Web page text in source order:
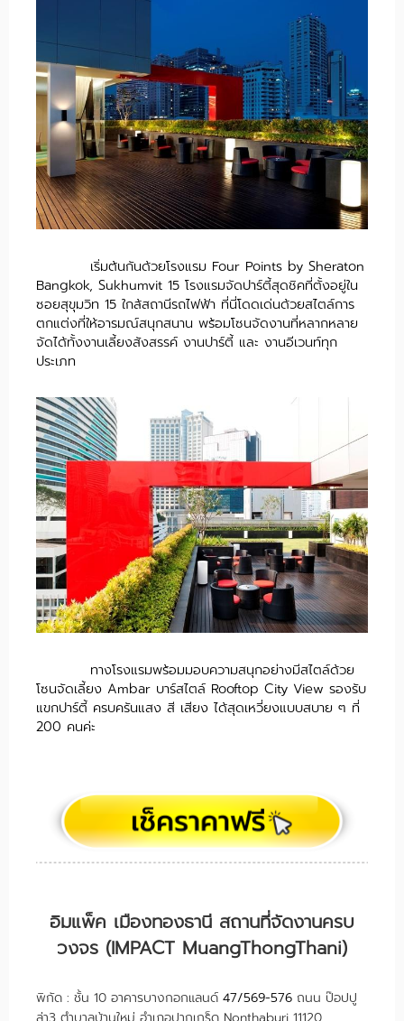
เริ่มต้นกันด้วยโรงแรม Four Points by Sheraton
Bangkok, Sukhumvit 15 โรงแรมจัดปาร์ตี้สุดชิคที่ตั้งอยู่ใน
ซอยสุขุมวิท 15 ใกล้สถานีรถไฟฟ้า ที่นี่โดดเด่นด้วยสไตล์การ
ตกแต่งที่ให้อารมณ์สนุกสนาน พร้อมโซนจัดงานที่หลากหลาย
จัดได้ทั้งงานเลี้ยงสังสรรค์ งานปาร์ตี้ และ งานอีเวนท์ทุก
ประเภท
ทางโรงแรมพร้อมมอบความสนุกอย่างมีสไตล์ด้วย
โซนจัดเลี้ยง Ambar บาร์สไตล์ Rooftop City View รองรับ
แขกปาร์ตี้ ครบครันแสง สี เสียง ได้สุดเหวี่ยงแบบสบาย ๆ ที่
200 คนค่ะ
อิมแพ็ค เมืองทองธานี สถานที่จัดงานครบ
วงจร (IMPACT MuangThongThani)
พิกัด : ชั้น 10 อาคารบางกอกแลนด์ 47/569-576 ถนน ป๊อปปู